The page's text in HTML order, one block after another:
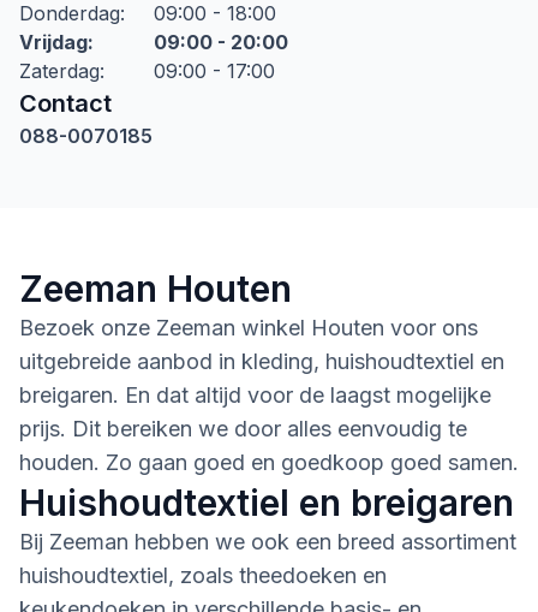
Donderdag:
09:00 - 18:00
Vrijdag:
09:00 - 20:00
Zaterdag: 09:00 - 17:00
Contact
088-0070185
Zeeman Houten
Bezoek onze Zeeman winkel Houten voor ons
uitgebreide aanbod in kleding, huishoudtextiel en
breigaren. En dat altijd voor de laagst mogelijke
prijs. Dit bereiken we door alles eenvoudig te
houden. Zo gaan goed en goedkoop goed samen.
Huishoudtextiel en breigaren
Bij Zeeman hebben we ook een breed assortiment
huishoudtextiel, zoals theedoeken en